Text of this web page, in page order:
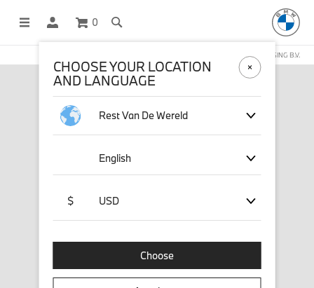
0
DEZE WEBSHOP WORDT BEHEERD DOOR STICHD SPORTMERCHANDISING B.V.
CHOOSE YOUR LOCATION
AND LANGUAGE
Rest Van De Wereld
English
$ USD
Choose